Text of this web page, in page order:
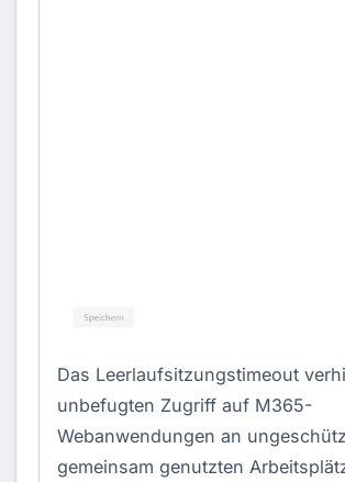
Das Leerlaufsitzungstimeout
unbefugten Zugriff auf M365-
Webanwendungen an
gemeinsam genutzten